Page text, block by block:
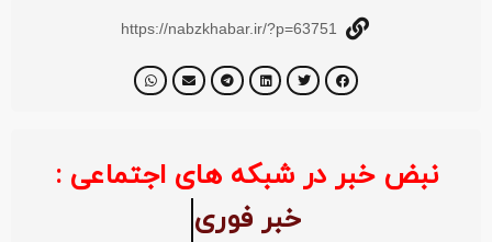
https://nabzkhabar.ir/?p=63751
نبض خبر در شبکه های اجتماعی : خبر